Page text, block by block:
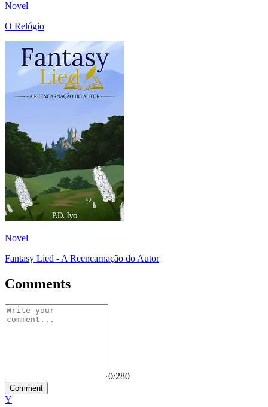
Novel
O Relógio
Novel
Fantasy Lied - A Reencarnação do Autor
Comments
0/280
Comment
Y